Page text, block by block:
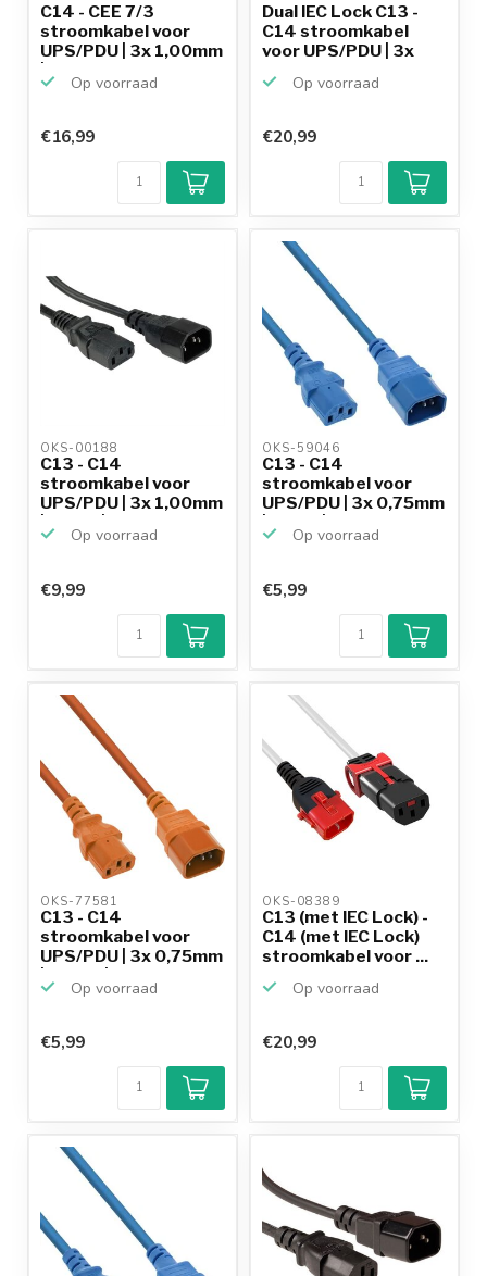
C14 - CEE 7/3
stroomkabel voor
UPS/PDU | 3x 1,00mm
| zwar...
Op voorraad
€16,99
Dual IEC Lock C13 -
C14 stroomkabel
voor UPS/PDU | 3x
Op voorraad
€20,99
OKS-00188
C13 - C14
stroomkabel voor
UPS/PDU | 3x 1,00mm
Op voorraad
€9,99
OKS-59046
C13 - C14
stroomkabel voor
UPS/PDU | 3x 0,75mm
Op voorraad
€5,99
OKS-77581
C13 - C14
stroomkabel voor
UPS/PDU | 3x 0,75mm
| oranje |...
Op voorraad
€5,99
OKS-08389
C13 (met IEC Lock) -
C14 (met IEC Lock)
stroomkabel voor ...
Op voorraad
€20,99